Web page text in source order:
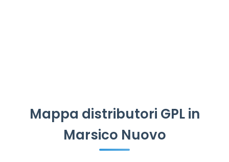
Mappa distributori GPL in
Marsico Nuovo